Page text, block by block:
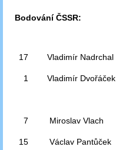
Bodování ČSSR:
17 Vladimír Nadrchal
1 Vladimír Dvořáček
7 Miroslav Vlach
15 Václav Pantůček